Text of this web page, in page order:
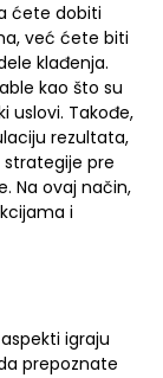
ćete dobiti
već ćete biti
klađenja.
kao što su
uslovi. Takođe,
rezultata,
pre
Na ovaj način,
i
igraju
prepoznate